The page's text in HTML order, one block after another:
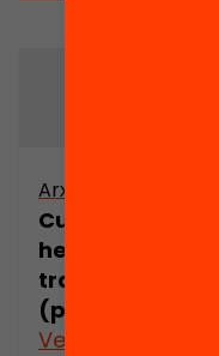
Arxiu
Cultures juvenils,
hegemonia i
transició social
(part 1)
Veure’n més